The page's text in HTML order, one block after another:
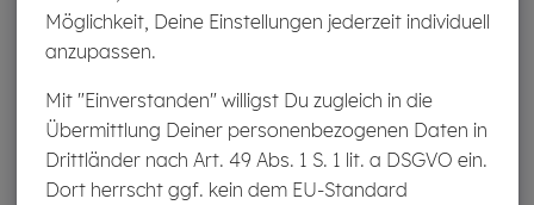
Möglichkeit, Deine Einstellungen jederzeit individuell
anzupassen.
Mit "Einverstanden" willigst Du zugleich in die
Übermittlung Deiner personenbezogenen Daten in
Drittländer nach Art. 49 Abs. 1 S. 1 lit. a DSGVO ein.
Dort herrscht ggf. kein dem EU-Standard
nachlesen.
Leis­tun­gen der Zahn­zu­satz­ver­si­che­rung
im Über­blick